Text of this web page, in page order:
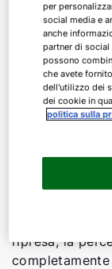
I sistemi di
progettati per
aria di
contaminate
possibilità di
di mandata.
Il sistema di
prestazioni è
la gamma
ripresa, la
per
social media e
anche
partner di
possono
che avete
dell'utilizzo dei
dei cookie in
politica sulla